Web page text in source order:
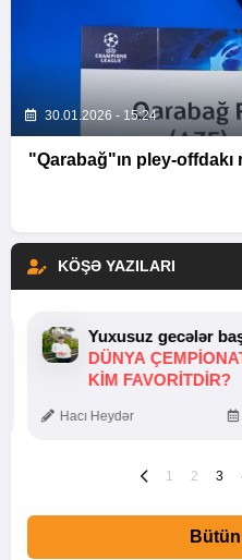
30.01.2026 - 15:24
"Qarabağ"ın pley-
KÖŞƏ YAZILARI
Yuxusuz gecələr
DÜNYA
KIM FAVORITDIR?
Hacı Heydər
1 2 3
Bütün